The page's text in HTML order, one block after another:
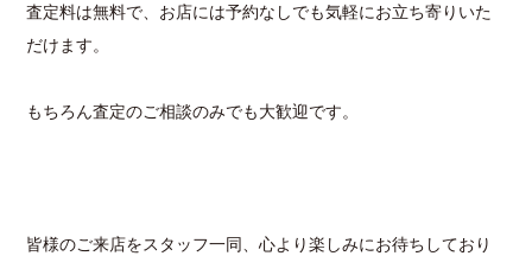
査定料は無料で、お店には予約なしでも気軽にお立ち寄りいた
だけます。
もちろん査定のご相談のみでも大歓迎です。
皆様のご来店をスタッフ一同、心より楽しみにお待ちしており